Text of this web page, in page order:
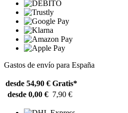
Gastos de envío para España
desde 54,90 € Gratis*
desde 0,00 € 7,90 €